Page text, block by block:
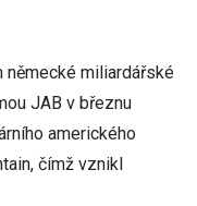
německé miliardářské
JAB v březnu
amerického
čímž vznikl